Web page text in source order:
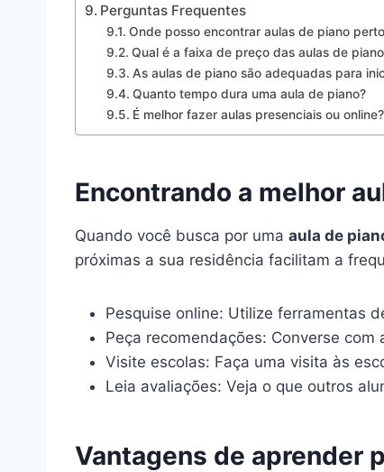
Perguntas Frequentes
Onde posso encontrar aulas de piano
Qual é a faixa de preço das aulas de
As aulas de piano são adequadas para
Quanto tempo dura uma aula de piano?
É melhor fazer aulas presenciais ou online?
Encontrando a melhor
Quando você busca por uma aula de
próximas a sua residência facilitam a
Pesquise online: Utilize ferramentas
Peça recomendações: Converse
Visite escolas: Faça uma visita às
Leia avaliações: Veja o que outros
Vantagens de aprender